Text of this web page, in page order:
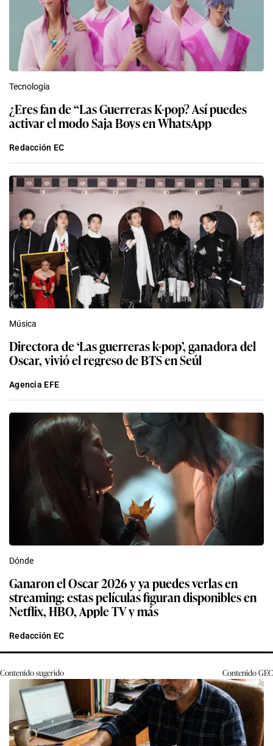
Tecnología
¿Eres fan de “Las Guerreras K-pop? Así puedes
activar el modo Saja Boys en WhatsApp
Redacción EC
Música
Directora de ‘Las guerreras k-pop’, ganadora del
Oscar, vivió el regreso de BTS en Seúl
Agencia EFE
Dónde
Ganaron el Oscar 2026 y ya puedes verlas en
streaming: estas películas figuran disponibles en
Netflix, HBO, Apple TV y más
Redacción EC
Contenido sugerido ContenidoGEC